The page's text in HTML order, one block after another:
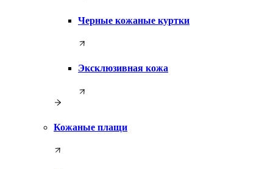
Черные кожаные куртки
Эксклюзивная кожа
Кожаные плащи